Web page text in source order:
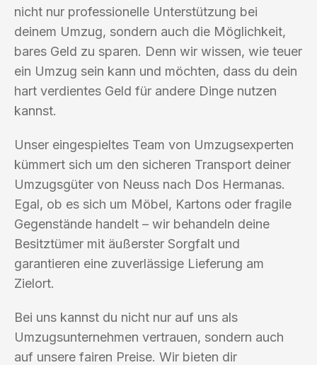
nicht nur professionelle Unterstützung bei
deinem Umzug, sondern auch die Möglichkeit,
bares Geld zu sparen. Denn wir wissen, wie teuer
ein Umzug sein kann und möchten, dass du dein
hart verdientes Geld für andere Dinge nutzen
kannst.
Unser eingespieltes Team von Umzugsexperten
kümmert sich um den sicheren Transport deiner
Umzugsgüter von Neuss nach Dos Hermanas.
Egal, ob es sich um Möbel, Kartons oder fragile
Gegenstände handelt – wir behandeln deine
Besitztümer mit äußerster Sorgfalt und
garantieren eine zuverlässige Lieferung am
Zielort.
Bei uns kannst du nicht nur auf uns als
Umzugsunternehmen vertrauen, sondern auch
auf unsere fairen Preise. Wir bieten dir